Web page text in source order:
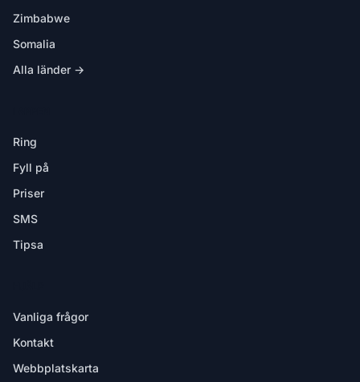
Zimbabwe
Somalia
Alla länder →
Ring
Fyll på
Priser
SMS
Tipsa
Vanliga frågor
Kontakt
Webbplatskarta